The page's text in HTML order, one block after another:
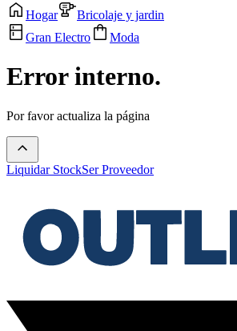
Hogar
Bricolaje y jardin
Gran Electro
Moda
Error interno.
Por favor actualiza la página
Liquidar StockSer Proveedor